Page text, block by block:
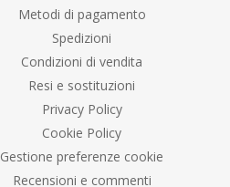
Metodi di pagamento
Spedizioni
Condizioni di vendita
Resi e sostituzioni
Privacy Policy
Cookie Policy
Gestione preferenze cookie
Recensioni e commenti